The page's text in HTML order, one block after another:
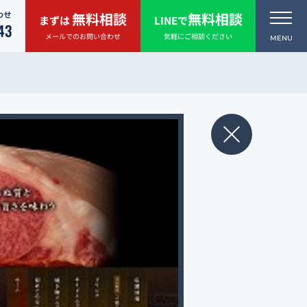
せ まずは無料相談
メールでのお問い合わせ
LINEで無料相談
気軽にご相談ください